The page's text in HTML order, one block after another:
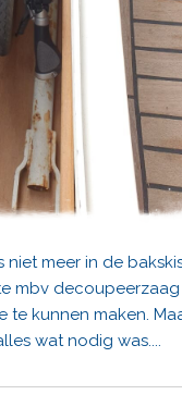
meer in de
mbv
kunnen maken.
wat nodig was....